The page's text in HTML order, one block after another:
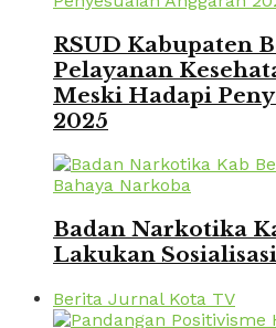
RSUD Kabupaten
Pelayanan
Meski Hadapi
2025
Badan Narkotika
Lakukan
Berita Jurnal Kota TV